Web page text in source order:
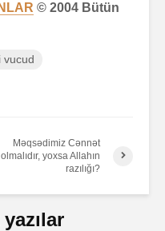
© 2004 Bütün
vucud
Məqsədimiz Cənnət
olmalıdır, yoxsa Allahın
razılığı?